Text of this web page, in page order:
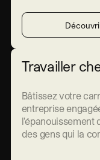
Travailler
Bâtissez votre
entreprise
l'épanouissement
des gens qui la